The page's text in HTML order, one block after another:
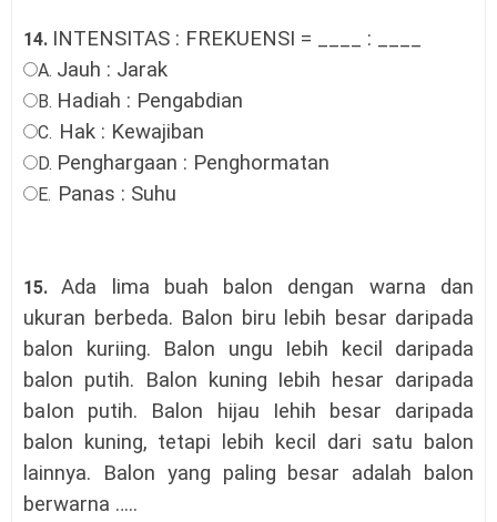
14. INTENSITAS : FREKUENSI = ____ : ____
A. Jauh : Jarak
B. Hadiah : Pengabdian
C. Hak : Kewajiban
D. Penghargaan : Penghormatan
E. Panas : Suhu
15.Ada lima buah balon dengan warna dan
ukuran berbeda. Balon biru lebih besar daripada
balon kuriing. Balon ungu Iebih kecil daripada
balon putih. Balon kuning Iebih hesar daripada
baIon putih. Balon hijau Iehih besar daripada
balon kuning, tetapi lebih kecil dari satu balon
lainnya. Balon yang paling besar adalah balon
berwarna …..